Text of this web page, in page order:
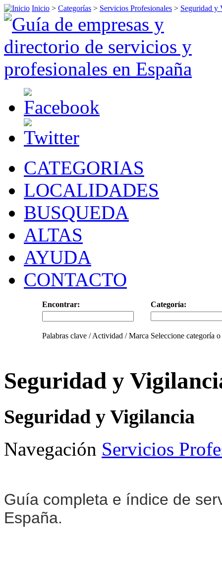
Inicio > Categorías > Servicios Profesionales > Seguridad y
CATEGORIAS
LOCALIDADES
BUSQUEDA
ALTAS
AYUDA
CONTACTO
Encontrar: Categoría:
Palabras clave / Actividad / Marca Seleccione categoría
Seguridad y
Seguridad y Vigilancia
Navegación Servicios
Guía completa e índice de
España.